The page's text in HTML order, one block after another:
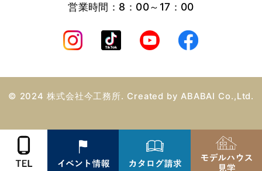
営業時間：8：00～17：00
© 2024 株式会社今工務所. Created by ABABAI Co.,Ltd.